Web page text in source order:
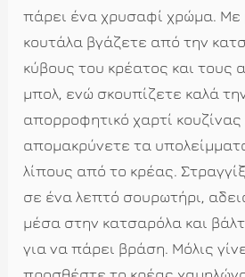
πάρει ένα χρυσαφί χρώμα. Με
κουτάλα βγάζετε από την
κύβους του κρέατος και τους
μπολ, ενώ σκουπίζετε καλά
απορροφητικό χαρτί
απομακρύνετε τα
λίπους από το κρέας.
σε ένα λεπτό σουρωτήρι,
μέσα στην κατσαρόλα και
για να πάρει βράση. Μόλις